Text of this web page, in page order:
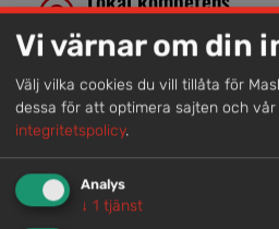
Genom att samla våra
helhetslösningar.
Snabb service
Vi värnar om din
Välj vilka cookies du vill tillåta för
dessa för att optimera sajten och
integritetspolicy.
Analys
↓ 1 tjänst